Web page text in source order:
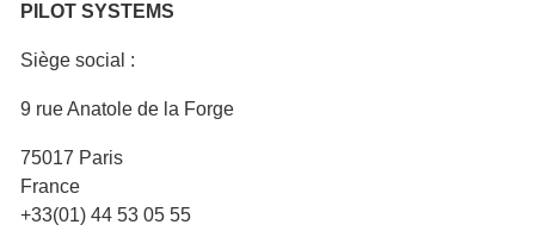
PILOT SYSTEMS
Siège social :
9 rue Anatole de la Forge
75017 Paris
France
+33(01) 44 53 05 55